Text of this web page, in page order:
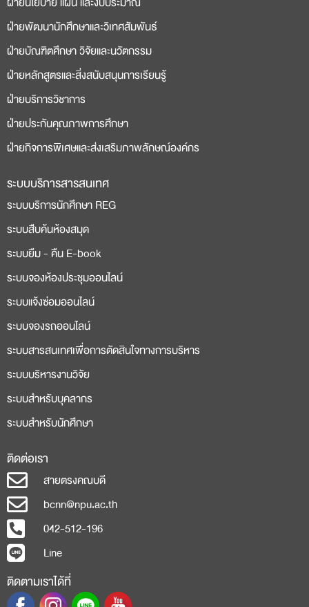
ฝ่ายพัฒนานักศึกษาและวิเทศสัมพันธ์
ฝ่ายบัณฑิตศึกษา วิจัยและนวัตกรรม
ฝ่ายหลักสูตรและสิ่งสนับสนุนการเรียนรู้
ฝ่ายบริการวิชาการ
ฝ่ายประกันคุณภาพการศึกษา
ฝ่ายกิจการพิเศษและส่งเสริมภาพลักษณ์องค์กร
ระบบบริการสารสนเทศ
ระบบบริการนักศึกษา REG
ระบบสืบค้นห้องสมุด
ระบบยืม - คืน E-book
ระบบจองห้องประชุมออนไลน์
ระบบแจ้งซ่อมออนไลน์
ระบบจองรถออนไลน์
ระบบสารสนเทศเพื่อการตัดสินใจทางการบริหาร
ระบบบริหารงานวิจัย
ระบบสำหรับบุคลากร
ระบบสำหรับนักศึกษา
ติดต่อเรา
สายตรงคณบดี
bcnn@npu.ac.th
042-512-196
Line
ติดตามเราได้ที่